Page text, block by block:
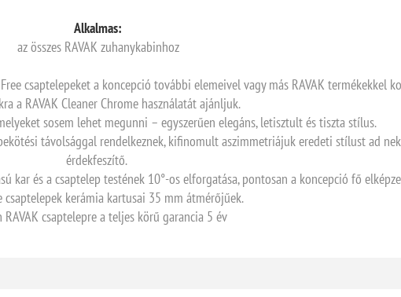
Alkalmas:
az összes RAVAK zuhanykabinhoz
csaptelepeket a koncepció további elemeivel vagy más RAVAK termékekkel
a RAVAK Cleaner Chrome használatát ajánljuk.
sosem lehet megunni – egyszerűen elegáns, letisztult és tiszta stílus.
távolsággal rendelkeznek, kifinomult aszimmetriájuk eredeti stílust ad
érdekfeszítő.
kar és a csaptelep testének 10°-os elforgatása, pontosan a koncepció fő
csaptelepek kerámia kartusai 35 mm átmérőjűek.
RAVAK csaptelepre a teljes körű garancia 5 év